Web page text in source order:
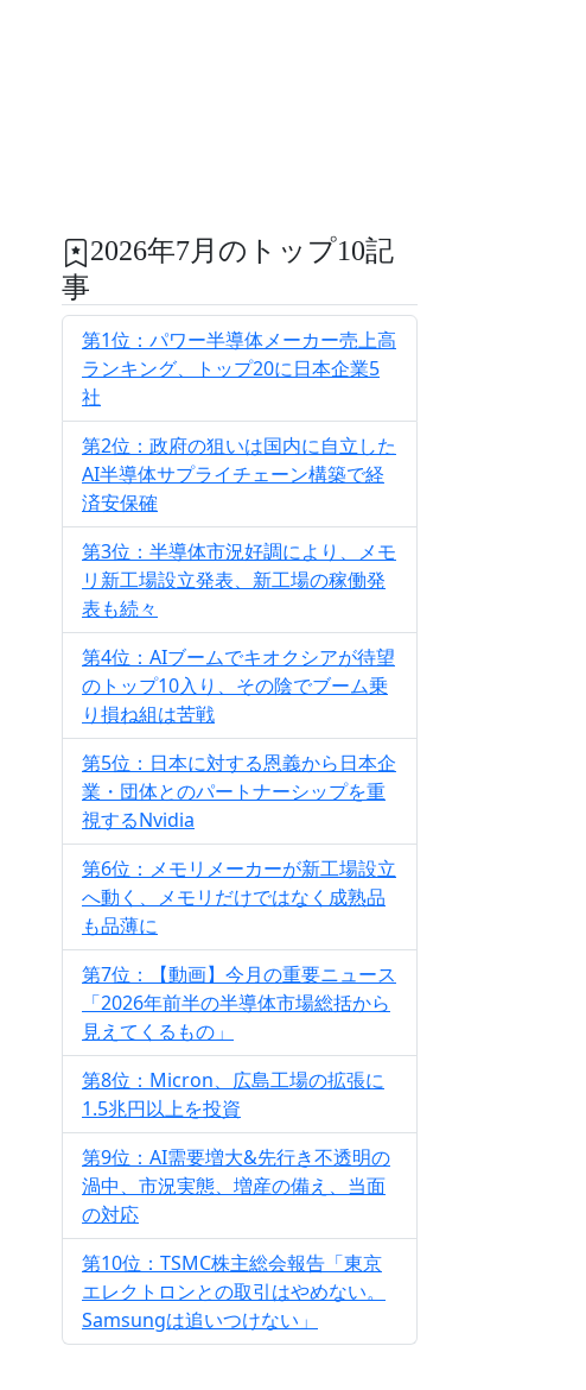
2026年7月のトップ10記
事
第1位：パワー半導体メーカー売上高
ランキング、トップ20に日本企業5
社
第2位：政府の狙いは国内に自立した
AI半導体サプライチェーン構築で経
済安保確
第3位：半導体市況好調により、メモ
リ新工場設立発表、新工場の稼働発
表も続々
第4位：AIブームでキオクシアが待望
のトップ10入り、その陰でブーム乗
り損ね組は苦戦
第5位：日本に対する恩義から日本企
業・団体とのパートナーシップを重
視するNvidia
第6位：メモリメーカーが新工場設立
へ動く、メモリだけではなく成熟品
も品薄に
第7位：【動画】今月の重要ニュース
「2026年前半の半導体市場総括から
見えてくるもの」
第8位：Micron、広島工場の拡張に
1.5兆円以上を投資
第9位：AI需要増大&先行き不透明の
渦中、市況実態、増産の備え、当面
の対応
第10位：TSMC株主総会報告「東京
エレクトロンとの取引はやめない。
Samsungは追いつけない」